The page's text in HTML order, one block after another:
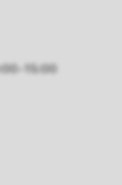
15:00